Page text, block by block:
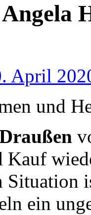
April
und
Kauf
Situation
ein